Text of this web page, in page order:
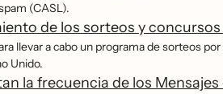
(CASL).
de los sorteos y concursos
llevar a cabo un programa de sorteos
Unido.
la frecuencia de los